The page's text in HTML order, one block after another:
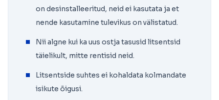
on desinstalleeritud, neid ei kasutata ja et
nende kasutamine tulevikus on välistatud.
Nii algne kui ka uus ostja tasusid litsentsid
täielikult, mitte rentisid neid.
Litsentside suhtes ei kohaldata kolmandate
isikute õigusi.